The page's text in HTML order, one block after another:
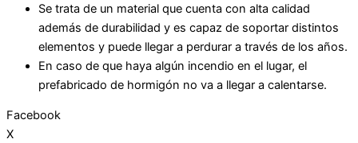
Se trata de un material que cuenta con alta calidad
además de durabilidad y es capaz de soportar distintos
elementos y puede llegar a perdurar a través de los años.
En caso de que haya algún incendio en el lugar, el
prefabricado de hormigón no va a llegar a calentarse.
Facebook
X